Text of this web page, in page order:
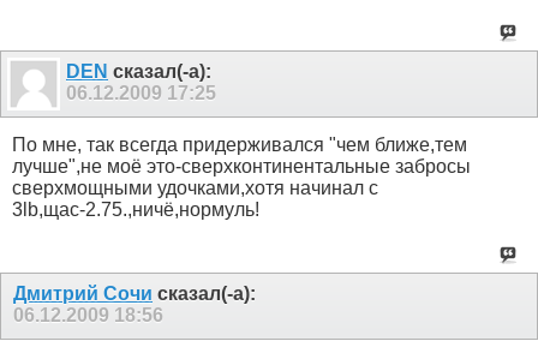
DEN сказал(-а):
06.12.2009 17:25
По мне, так всегда придерживался "чем ближе,тем
лучше",не моё это-сверхконтинентальные забросы
сверхмощными удочками,хотя начинал с
3lb,щас-2.75.,ничё,нормуль!
Дмитрий Сочи сказал(-а):
06.12.2009 18:56